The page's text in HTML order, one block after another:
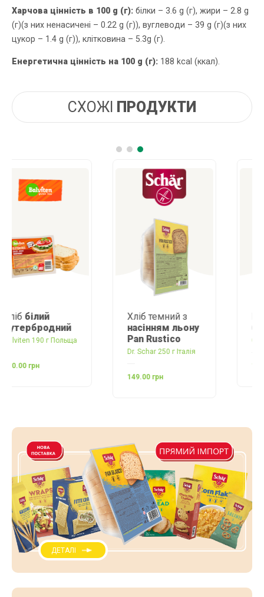
Харчова цінність в 100 g (г): білки – 3.6 g (г), жири – 2.8 g
(г)(з них ненасичені – 0.22 g (г)), вуглеводи – 39 g (г)(з них
цукор – 1.4 g (г)), клітковина – 5.3g (г).
Енергетична цінність на 100 g (г): 188 kcal (ккал).
СХОЖІ ПРОДУКТИ
Хліб темний з
насінням льону
Pan Rustico
Палички хлібні
без цукру
Glutenex 90 г Польща
ДЕТАЛІ